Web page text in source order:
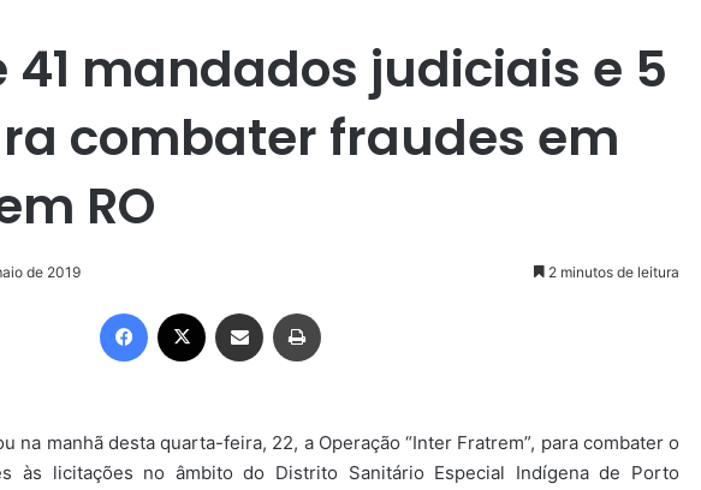
41 mandados judiciais e 5
combater fraudes em
RO
de 2019 2 minutos de leitura
Facebook Compartilhar via e-mail
na manhã desta quarta-feira, 22, a Operação “Inter Fratrem”, para combater o
às licitações no âmbito do Distrito Sanitário Especial Indígena de Porto